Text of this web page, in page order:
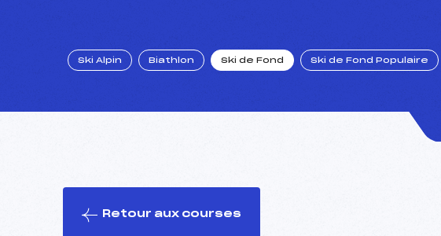
Ski Alpin Biathlon Ski de Fond Ski de Fond Populaire
Retour aux courses